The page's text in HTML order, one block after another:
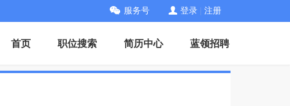
服务号 登录 注册
首页 职位搜索 简历中心 蓝领招聘